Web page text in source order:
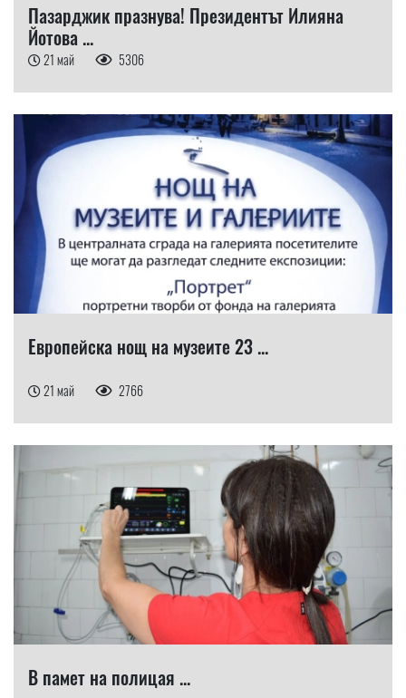
Пазарджик празнува! Президентът Илияна
Йотова ...
21 май 5306
Европейска нощ на музеите 23 ...
21 май 2766
В памет на полицая ...